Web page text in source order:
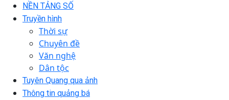
NỀN TẢNG SỐ
Truyền hình
Thời sự
Chuyên đề
Văn nghệ
Dân tộc
Tuyên Quang qua ảnh
Thông tin quảng bá